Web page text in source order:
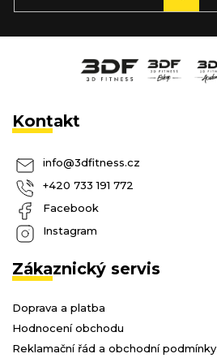
SE
Kontakt
info@3dfitness.cz
+420 733 191 772
Facebook
Instagram
Zákaznický servis
Doprava a platba
Hodnocení obchodu
Reklamační řád a obchodní podmínky